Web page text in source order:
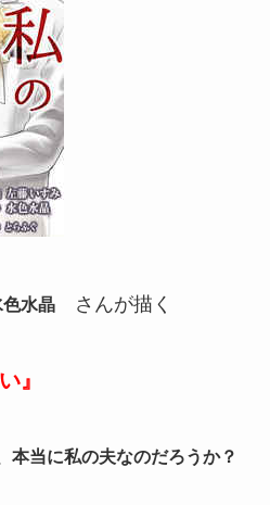
水晶さんが描く
』
本当に私の夫なのだろうか？